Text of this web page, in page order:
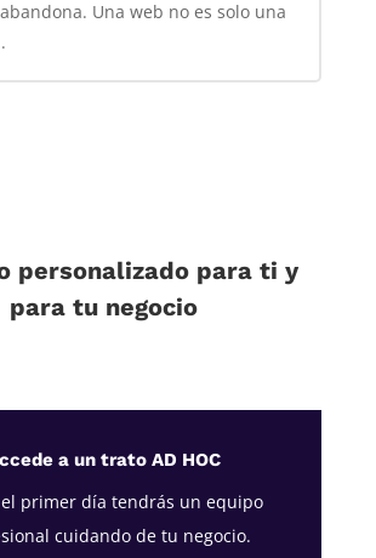
Una web no es solo una
personalizado para ti y
para tu negocio
a un trato AD HOC
el primer día tendrás un equipo
cuidando de tu negocio.